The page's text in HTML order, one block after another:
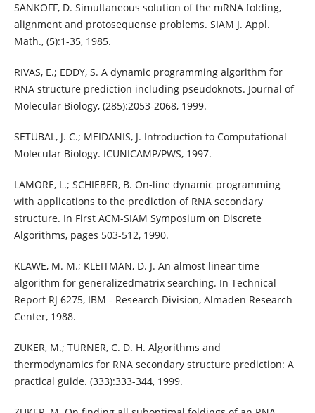
SANKOFF, D. Simultaneous solution of the mRNA folding,
alignment and protosequense problems. SIAM J. Appl.
Math., (5):1-35, 1985.
RIVAS, E.; EDDY, S. A dynamic programming algorithm for
RNA structure prediction including pseudoknots. Journal of
Molecular Biology, (285):2053-2068, 1999.
SETUBAL, J. C.; MEIDANIS, J. Introduction to Computational
Molecular Biology. ICUNICAMP/PWS, 1997.
LAMORE, L.; SCHIEBER, B. On-line dynamic programming
with applications to the prediction of RNA secondary
structure. In First ACM-SIAM Symposium on Discrete
Algorithms, pages 503-512, 1990.
KLAWE, M. M.; KLEITMAN, D. J. An almost linear time
algorithm for generalizedmatrix searching. In Technical
Report RJ 6275, IBM - Research Division, Almaden Research
Center, 1988.
ZUKER, M.; TURNER, C. D. H. Algorithms and
thermodynamics for RNA secondary structure prediction: A
practical guide. (333):333-344, 1999.